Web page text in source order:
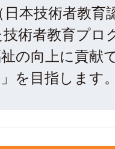
本技術者教育
術者教育プロ
の向上に貢献
を目指します